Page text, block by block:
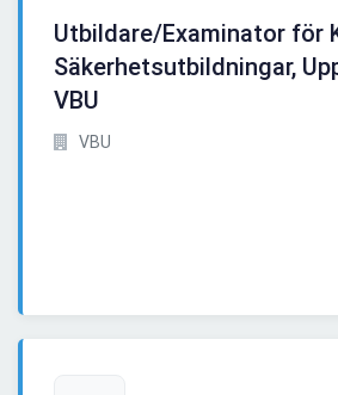
Utbildare/Examinator för
Säkerhetsutbildningar,
VBU
VBU